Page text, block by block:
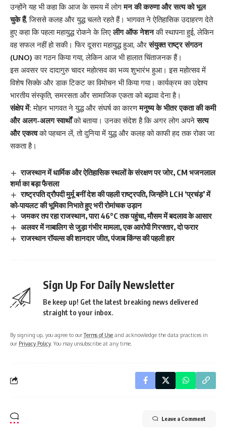
उन्होंने यह भी कहा कि आज के समय में लोगमन की करुणा और सत्य को भूल
चुके हैं, जिससे कलह और युद्ध चलते रहते हैं। भागवत ने ऐतिहासिक उदाहरण देते
हुए कहा कि पहला महायुद्ध रोकने के लिएलीग ऑफ नेशनकी स्थापना हुई, लेकिन
वह सफल नहीं हो सकी। फिर दूसरा महायुद्ध हुआ, औरसंयुक्त राष्ट्र संगठन
(UNO) का गठन किया गया, लेकिन आज भी हालात चिंताजनक हैं।
इस अवसर पर दादागुरु चादर महोत्सव का भव्य शुभारंभ हुआ। इस महोत्सव में
विशेष सिक्के और डाक टिकट का विमोचन भी किया गया। कार्यक्रम का उद्देश्य
भारतीय संस्कृति, समरसता और सामाजिक एकता को बढ़ावा देना है।
संक्षेप में: मोहन भागवत ने युद्ध और संघर्ष का कारणमनुष्य के भीतर एकता की कमी
और अलग-अलग स्वार्थोंको बताया। उनका संदेश है कि अगर लोग अपनेसत्य
और एकत्वको पहचान लें, तो दुनिया में युद्ध और कलह को काफी हद तक रोका जा
सकता है।
राजस्थान में धार्मिक और ऐतिहासिक स्थलों के संरक्षण पर जोर, CM भजनलाल
शर्मा का बड़ा फैसला
राष्ट्रपति द्रौपदी मुर्मू बनीं देश की पहली राष्ट्रपति, जिन्होंने LCH ‘प्रचंड़’ में
को‑पायलट की भूमिका निभाते हुए भरी रोमांचक उड़ान
जमकर तप रहा राजस्थान, पारा 46°C तक पहुंचा, मौसम में बदलाव के आसार
अलवर में नाबालिग से जुड़ा गंभीर मामला, एक आरोपी गिरफ्तार, दो फरार
राजस्थान रॉयल्स की शानदार जीत, पंजाब किंग्स की पहली हार
Sign Up For Daily Newsletter
Be keep up! Get the latest breaking news delivered
straight to your inbox.
By signing up, you agree to ourTerms of Use and acknowledge the data practices in
our Privacy Policy. You may unsubscribe at any time.
Leave a Comment